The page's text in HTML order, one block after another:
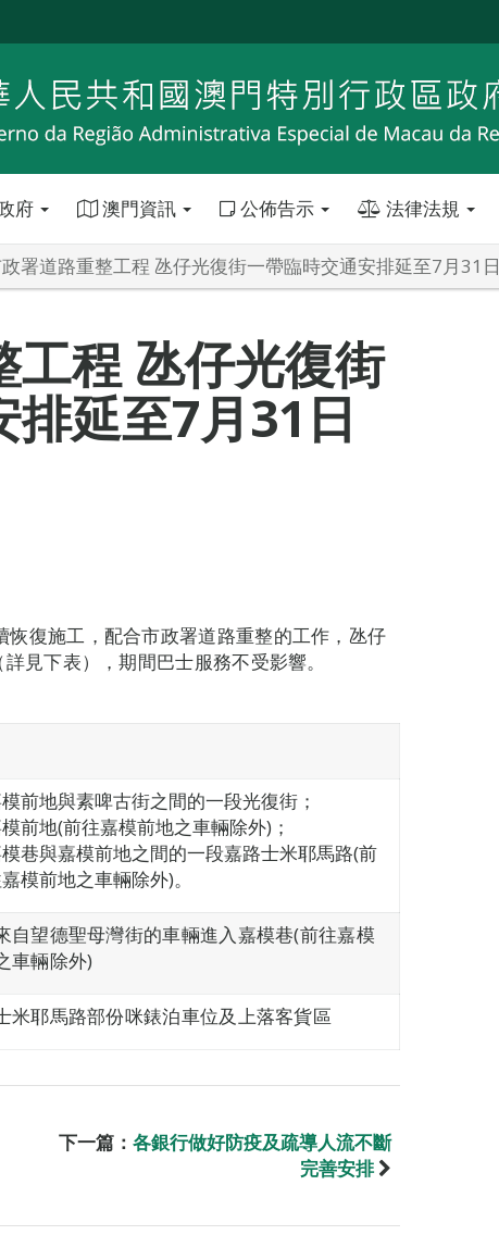
府 澳門資訊 公佈告示 法律法規
署道路重整工程 氹仔光復街一帶臨時交通安排延至7月31日
工程 氹仔光復街
延至7月31日
復施工，配合市政署道路重整的工作，氹仔
見下表），期間巴士服務不受影響。
前地與素啤古街之間的一段光復街；
前地(前往嘉模前地之車輛除外)；
巷與嘉模前地之間的一段嘉路士米耶馬路(前
模前地之車輛除外)。
自望德聖母灣街的車輛進入嘉模巷(前往嘉模
車輛除外)
米耶馬路部份咪錶泊車位及上落客貨區
下一篇： 各銀行做好防疫及疏導人流不斷
完善安排